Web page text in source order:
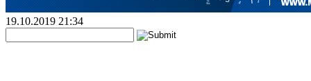
19.10.2019 21:34